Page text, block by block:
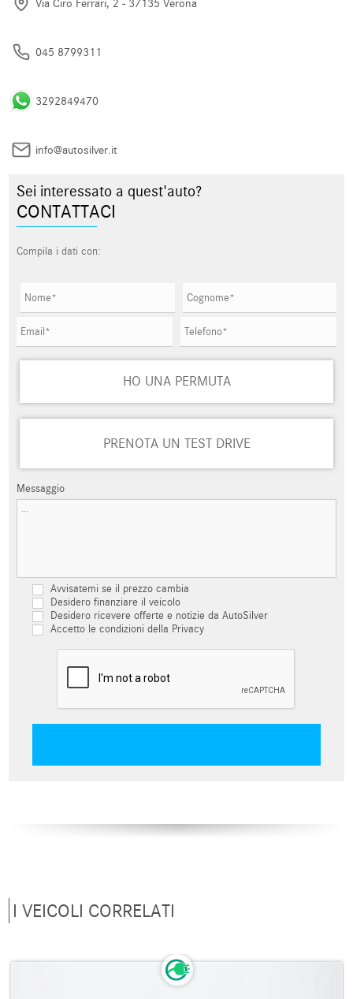
Via Ciro Ferrari, 2 - 37135 Verona
045 8799311
3292849470
info@autosilver.it
Sei interessato a quest'auto?
CONTATTACI
Compila i dati con:
HO UNA PERMUTA
PRENOTA UN TEST DRIVE
Messaggio
Avvisatemi se il prezzo cambia
Desidero finanziare il veicolo
Desidero ricevere offerte e notizie da AutoSilver
Accetto le condizioni della Privacy
I VEICOLI CORRELATI